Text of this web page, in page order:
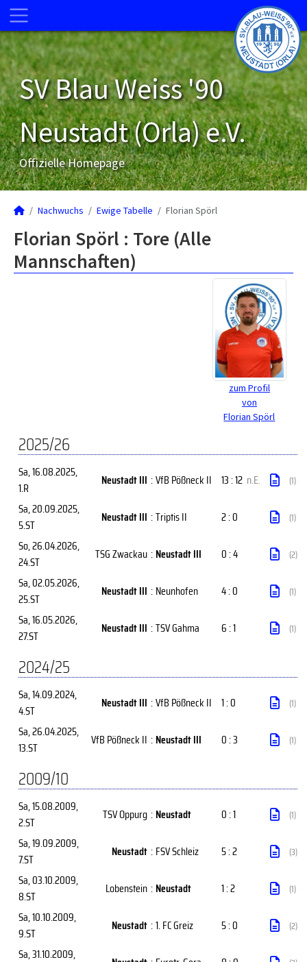
SV Blau Weiss '90
Neustadt (Orla) e.V.
Offizielle Homepage
Nachwuchs Ewige Tabelle Florian Spörl
Florian Spörl : Tore (Alle
Mannschaften)
zum Profil
von
Florian Spörl
2025/26
Sa, 16.08.2025,
1.R
Neustadt III :VfB Pößneck II 13 : 12 n.E. (1)
Sa, 20.09.2025,
5.ST
Neustadt III :Triptis II 2 : 0 (1)
So, 26.04.2026,
24.ST
TSG Zwackau : Neustadt III 0 : 4 (2)
Sa, 02.05.2026,
25.ST
Neustadt III : Neunhofen 4 : 0 (1)
Sa, 16.05.2026,
27.ST
Neustadt III :TSV Gahma 6 : 1 (1)
2024/25
Sa, 14.09.2024,
4.ST
Neustadt III :VfB Pößneck II 1 : 0 (1)
Sa, 26.04.2025,
13.ST
VfB Pößneck II : Neustadt III 0 : 3 (1)
2009/10
Sa, 15.08.2009,
2.ST
TSV Oppurg : Neustadt 0 : 1 (1)
Sa, 19.09.2009,
7.ST
Neustadt : FSV Schleiz 5 : 2 (3)
Sa, 03.10.2009,
8.ST
Lobenstein : Neustadt 1 : 2 (1)
Sa, 10.10.2009,
9.ST
Neustadt :1. FC Greiz 5 : 0 (2)
Sa, 31.10.2009,